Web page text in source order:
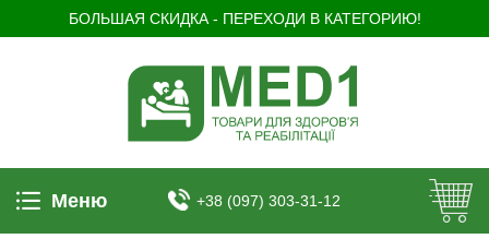
БОЛЬШАЯ СКИДКА - ПЕРЕХОДИ В КАТЕГОРИЮ!
Меню +38 (097) 303-31-12